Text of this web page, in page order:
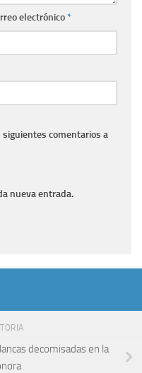
electrónico*
siguientes comentarios a
nueva entrada.
decomisadas en la